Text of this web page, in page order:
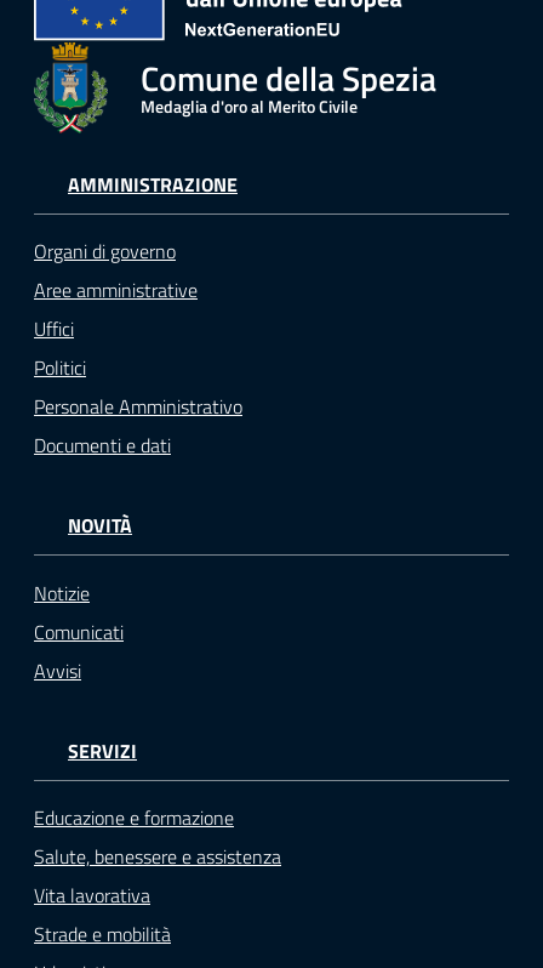
Comune della Spezia
Medaglia d'oro al Merito Civile
AMMINISTRAZIONE
Organi di governo
Aree amministrative
Uffici
Politici
Personale Amministrativo
Documenti e dati
NOVITÀ
Notizie
Comunicati
Avvisi
SERVIZI
Educazione e formazione
Salute, benessere e assistenza
Vita lavorativa
Strade e mobilità